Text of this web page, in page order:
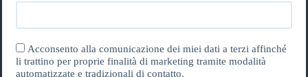
Acconsento alla comunicazione dei miei dati a terzi affinché
li trattino per proprie finalità di marketing tramite modalità
automatizzate e tradizionali di contatto.